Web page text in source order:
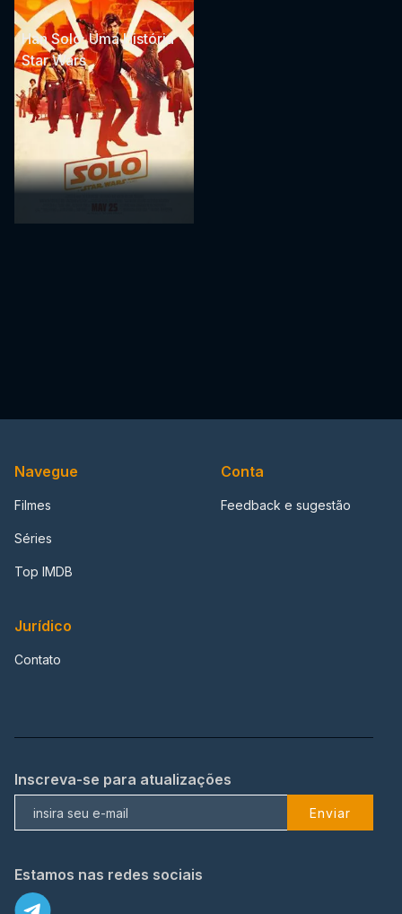
Han Solo: Uma História
Star Wars
Navegue
Filmes
Séries
Top IMDB
Conta
Feedback e sugestão
Jurídico
Contato
Inscreva-se para atualizações
Enviar
Estamos nas redes sociais